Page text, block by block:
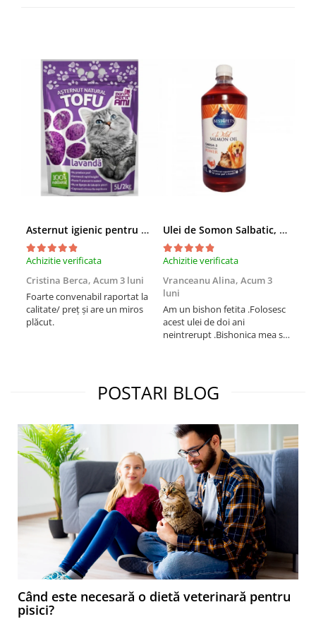
Asternut igienic pentru pisici Tofu Lavanda, Mon Petit 5 l
Achizitie verificata
Cristina Berca, Acum 3 luni
Foarte convenabil raportat la
calitate/ preț și are un miros
plăcut.
Ulei de Somon Salbatic, câini și pisici, piele si blană, BEST4PETS, 1l
Achizitie verificata
Vranceanu Alina, Acum 3
luni
Am un bishon fetita .Folosesc
acest ulei de doi ani
neintrerupt .Bishonica mea se
treia comanda recomand cu
mult drag !
POSTARI BLOG
Când este necesară o dietă veterinară pentru
pisici?